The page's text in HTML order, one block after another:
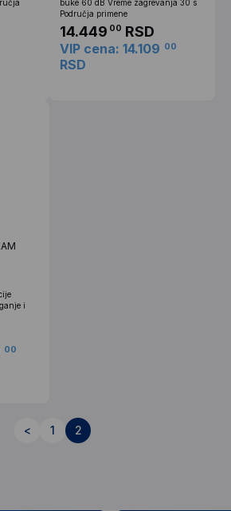
buke 60 dB Vreme zagrevanja 30 s
Područja primene
14.449 00 RSD
VIP cena: 14.109 00
RSD
i
00
< 1 2